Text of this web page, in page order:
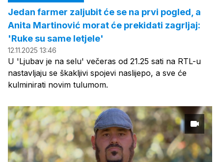
Jedan farmer zaljubit će se na prvi pogled, a
Anita Martinović morat će prekidati zagrljaj:
'Ruke su same letjele'
12.11.2025 13:46
U 'Ljubav je na selu' večeras od 21.25 sati na RTL-u
nastavljaju se škakljivi spojevi naslijepo, a sve će
kulminirati novim tulumom.